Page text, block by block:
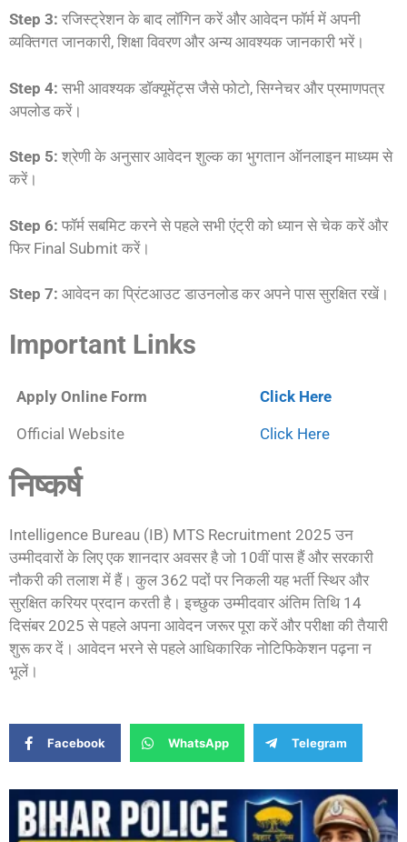
Step 3: रजिस्ट्रेशन के बाद लॉगिन करें और आवेदन फॉर्म में अपनी
व्यक्तिगत जानकारी, शिक्षा विवरण और अन्य आवश्यक जानकारी भरें।
Step 4: सभी आवश्यक डॉक्यूमेंट्स जैसे फोटो, सिग्नेचर और प्रमाणपत्र
अपलोड करें।
Step 5: श्रेणी के अनुसार आवेदन शुल्क का भुगतान ऑनलाइन माध्यम से
करें।
Step 6: फॉर्म सबमिट करने से पहले सभी एंट्री को ध्यान से चेक करें और
फिर Final Submit करें।
Step 7: आवेदन का प्रिंटआउट डाउनलोड कर अपने पास सुरक्षित रखें।
Important Links
Apply Online Form Click Here
Official Website Click Here
निष्कर्ष
Intelligence Bureau (IB) MTS Recruitment 2025 उन
उम्मीदवारों के लिए एक शानदार अवसर है जो 10वीं पास हैं और सरकारी
नौकरी की तलाश में हैं। कुल 362 पदों पर निकली यह भर्ती स्थिर और
सुरक्षित करियर प्रदान करती है। इच्छुक उम्मीदवार अंतिम तिथि 14
दिसंबर 2025 से पहले अपना आवेदन जरूर पूरा करें और परीक्षा की तैयारी
शुरू कर दें। आवेदन भरने से पहले आधिकारिक नोटिफिकेशन पढ़ना न
भूलें।
Facebook WhatsApp Telegram